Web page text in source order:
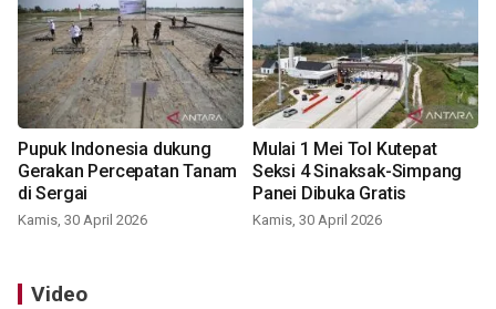
Pupuk Indonesia dukung
Gerakan Percepatan Tanam
di Sergai
Kamis, 30 April 2026
Mulai 1 Mei Tol Kutepat
Seksi 4 Sinaksak-Simpang
Panei Dibuka Gratis
Kamis, 30 April 2026
Video